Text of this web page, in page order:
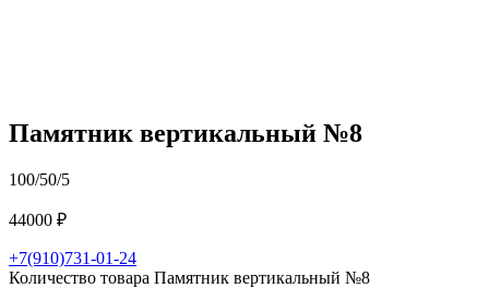
Памятник вертикальный №8
100/50/5
44000 ₽
+7(910)731-01-24
Количество товара Памятник вертикальный №8